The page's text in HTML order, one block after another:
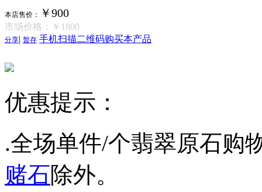
本店售价： ￥900
市场价格： ￥1800
分享| 暂存 手机扫描二维码购买本产品
优惠提示：
.全场单件/个翡翠原石购
赌石除外。